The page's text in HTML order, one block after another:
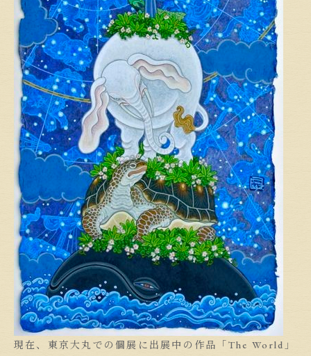
現在、東京大丸での個展に出展中の作品「The World」